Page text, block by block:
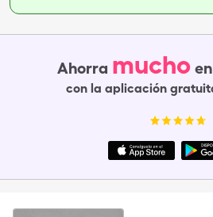
Ahorra mucho
con la aplicación